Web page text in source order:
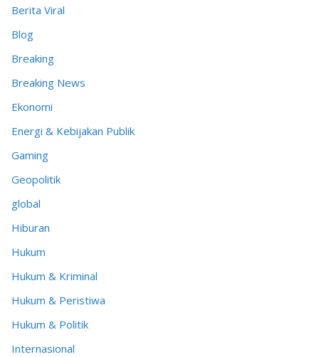
Berita Viral
Blog
Breaking
Breaking News
Ekonomi
Energi & Kebijakan Publik
Gaming
Geopolitik
global
Hiburan
Hukum
Hukum & Kriminal
Hukum & Peristiwa
Hukum & Politik
Internasional